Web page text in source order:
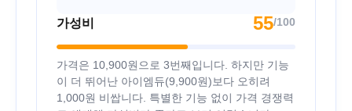
가성비 55/100
가격은 10,900원으로 3번째입니다. 하지만 기능
이 더 뛰어난 아이엠듀(9,900원)보다 오히려
1,000원 비쌉니다. 특별한 기능 없이 가격 경쟁력